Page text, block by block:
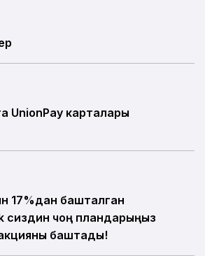
UnionPay карталары
17%дан башталган
сиздин чоң пландарыңыз
акцияны баштады!